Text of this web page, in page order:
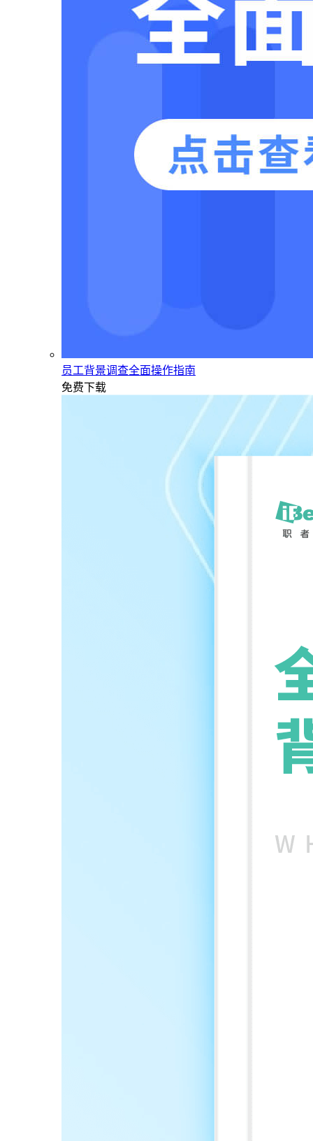
员工背景调查全面操作指南
免费下载